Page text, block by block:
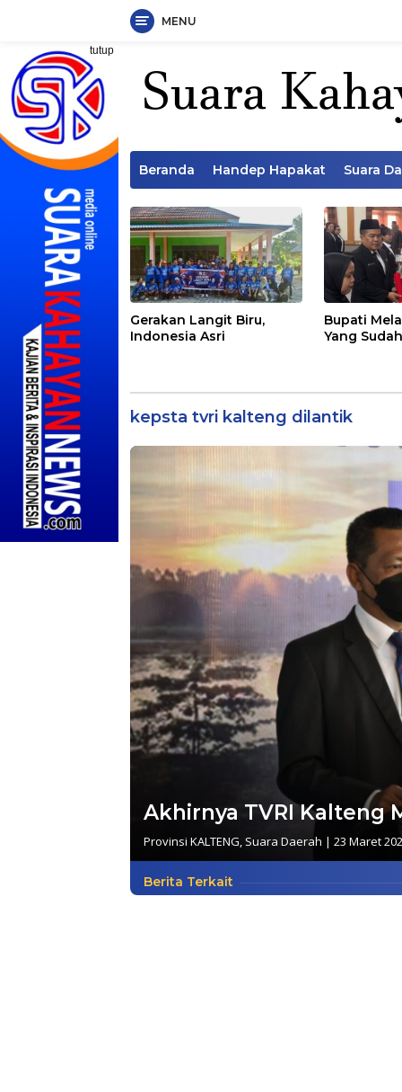
Langsung
konten
MENU
tutup
Beranda Handep Hapakat Suara
Gerakan Langit Biru,
Indonesia Asri
Bupati
Yang
kepsta tvri kalteng dilantik
Akhirnya TVRI Kalteng
Provinsi KALTENG, Suara Daerah | 23 Maret
Berita Terkait